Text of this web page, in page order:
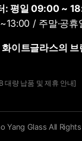
: 평일 09:00 ~
/ 주말·공휴
화이트글라스의
대량 납품 및 제휴 안내]
Yang Glass All